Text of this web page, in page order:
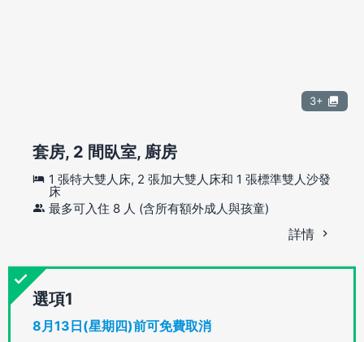
3+
套房, 2 間臥室, 廚房
1 張特大雙人床, 2 張加大雙人床和 1 張標準雙人沙發
床
最多可入住 8 人 (含所有額外成人與孩童)
詳情
選項
8月13日(星期四)前可免費取消